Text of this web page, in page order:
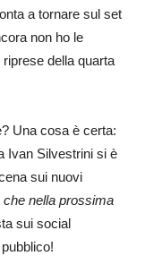
a tornare sul set
non ho le
della quarta
Una cosa è certa:
Ivan Silvestrini si è
sui nuovi
nella prossima
sui social